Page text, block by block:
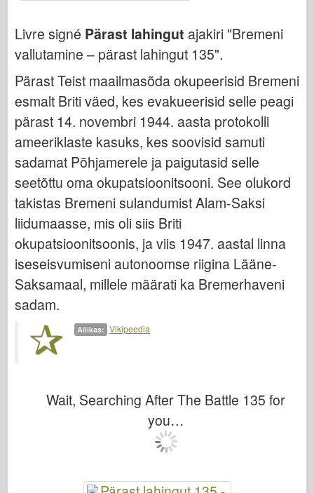
Eskaadri signaal
TankPower
Veoautod ja tankid
Waffen-Arsenal
Wydawnictwo Militaria
Maquettes
Akadeemia
Ace mudelid
AFV klubi
Airfix
Õhujõud
AZ mudel
Bronco
Küber-hobi
Eduard
Valori väed
Livre signé Pärast lahingut ajakiri "Bremeni
vallutamine – pärast lahingut 135".
Pärast Teist maailmasõda okupeerisid Bremeni
esmalt Briti väed, kes evakueerisid selle peagi
pärast 14. novembri 1944. aasta protokolli
ameeriklaste kasuks, kes soovisid samuti
sadamat Põhjamerele ja paigutasid selle
seetõttu oma okupatsioonitsooni. See olukord
takistas Bremeni sulandumist Alam-Saksi
liidumaasse, mis oli siis Briti
okupatsioonitsoonis, ja viis 1947. aastal linna
iseseisvumiseni autonoomse riigina Lääne-
Saksamaal, millele määrati ka Bremerhaveni
sadam.
Allikas: Vikipeedia
Wait, Searching After The Battle 135 for
you…